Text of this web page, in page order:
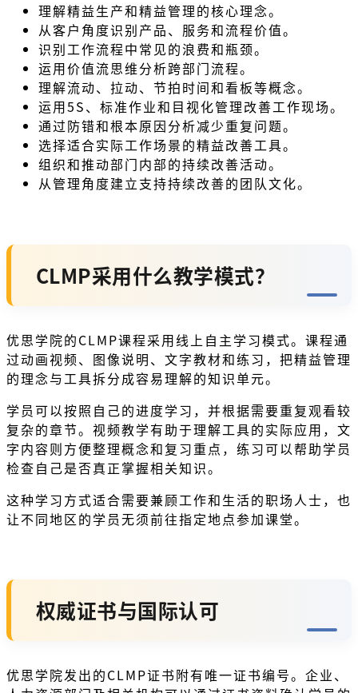
理解精益生产和精益管理的核心理念。
从客户角度识别产品、服务和流程价值。
识别工作流程中常见的浪费和瓶颈。
运用价值流思维分析跨部门流程。
理解流动、拉动、节拍时间和看板等概念。
运用5S、标准作业和目视化管理改善工作现场。
通过防错和根本原因分析减少重复问题。
选择适合实际工作场景的精益改善工具。
组织和推动部门内部的持续改善活动。
从管理角度建立支持持续改善的团队文化。
CLMP采用什么教学模式？
优思学院的CLMP课程采用线上自主学习模式。课程通
过动画视频、图像说明、文字教材和练习，把精益管理
的理念与工具拆分成容易理解的知识单元。
学员可以按照自己的进度学习，并根据需要重复观看较
复杂的章节。视频教学有助于理解工具的实际应用，文
字内容则方便整理概念和复习重点，练习可以帮助学员
检查自己是否真正掌握相关知识。
这种学习方式适合需要兼顾工作和生活的职场人士，也
让不同地区的学员无须前往指定地点参加课堂。
权威证书与国际认可
优思学院发出的CLMP证书附有唯一证书编号。企业、